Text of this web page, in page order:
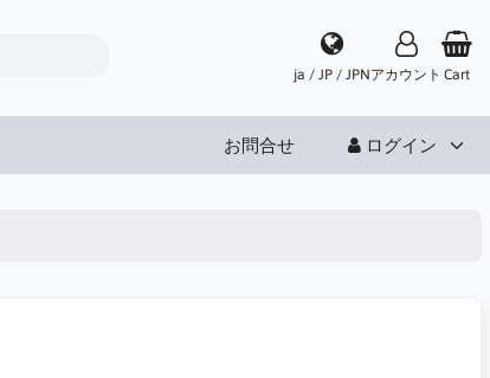
ja / JP / JPNアカウント Cart
お問合せ ログイン